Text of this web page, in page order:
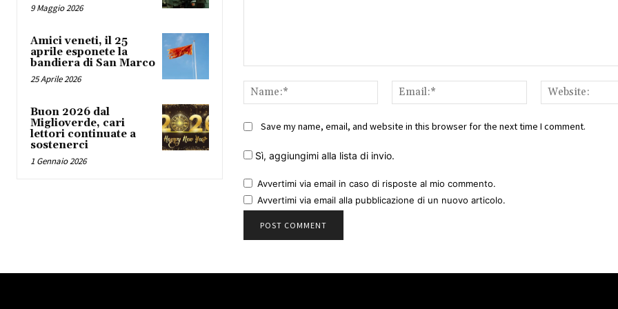
9 Maggio 2026
Amici veneti, il 25
aprile esponete la
bandiera di San Marco
25 Aprile 2026
Buon 2026 dal
Miglioverde, cari
lettori continuate a
sostenerci
1 Gennaio 2026
Name:*
Email:*
Save my name, email, and website in this browser for the next time I comment.
Sì, aggiungimi alla lista di invio.
Avvertimi via email in caso di risposte al mio commento.
Avvertimi via email alla pubblicazione di un nuovo articolo.